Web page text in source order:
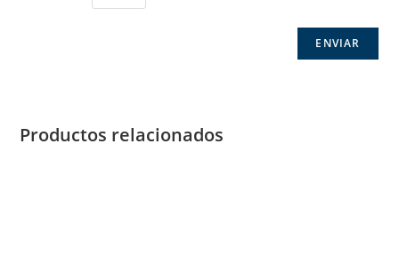
Productos relacionados